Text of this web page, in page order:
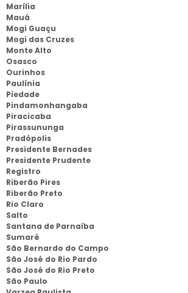
Marília
Mauá
Mogi Guaçu
Mogi das Cruzes
Monte Alto
Osasco
Ourinhos
Paulínia
Piedade
Pindamonhangaba
Piracicaba
Pirassununga
Pradópolis
Presidente Bernades
Presidente Prudente
Registro
Riberão Pires
Riberão Preto
Rio Claro
Salto
Santana de Parnaíba
Sumaré
São Bernardo do Campo
São José do Rio Pardo
São José do Rio Preto
São Paulo